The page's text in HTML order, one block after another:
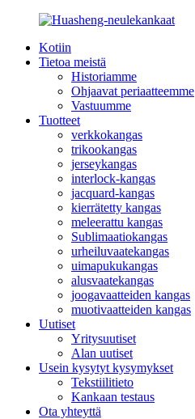
Kotiin
Tietoa meistä
Historiamme
Ohjaavat periaatteemme
Vastuumme
Tuotteet
verkkokangas
trikookangas
jerseykangas
interlock-kangas
jacquard-kangas
kierrätetty kangas
meleerattu kangas
Sublimaatiokangas
urheiluvaatekangas
uimapukukangas
alusvaatekangas
joogavaatteiden kangas
muotivaatteiden kangas
Uutiset
Yritysuutiset
Alan uutiset
Usein kysytyt kysymykset
Tekstiilitieto
Kankaan testaus
Ota yhteyttä